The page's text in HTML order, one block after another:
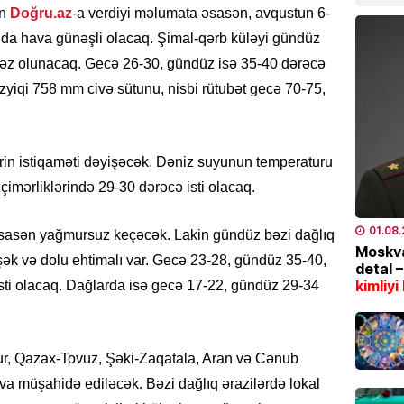
Doğru.az-a verdiyi məlumata əsasən, avqustun 6-
hava günəşli olacaq. Şimal-qərb küləyi gündüz
olunacaq. Gecə 26-30, gündüz isə 35-40 dərəcə
758 mm civə sütunu, nisbi rütubət gecə 70-75,
istiqaməti dəyişəcək. Dəniz suyunun temperaturu
29-30 dərəcə isti olacaq.
yağmursuz keçəcək. Lakin gündüz bəzi dağlıq
və dolu ehtimalı var. Gecə 23-28, gündüz 35-40,
olacaq. Dağlarda isə gecə 17-22, gündüz 29-34
Qazax-Tovuz, Şəki-Zaqatala, Aran və Cənub
müşahidə ediləcək. Bəzi dağlıq ərazilərdə lokal
daha
ÖLKƏ
8 gün
detal –
kimliyi